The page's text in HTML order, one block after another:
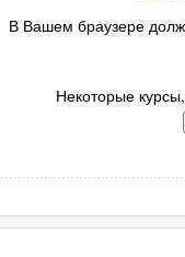
В Вашем браузере
Некоторые